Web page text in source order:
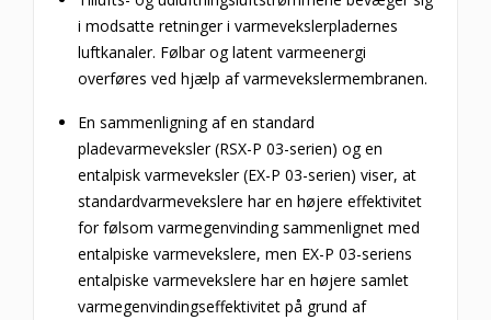
i modsatte retninger i varmevekslerpladernes
luftkanaler. Følbar og latent varmeenergi
overføres ved hjælp af varmevekslermembranen.
En sammenligning af en standard
pladevarmeveksler (RSX-P 03-serien) og en
entalpisk varmeveksler (EX-P 03-serien) viser, at
standardvarmevekslere har en højere effektivitet
for følsom varmegenvinding sammenlignet med
entalpiske varmevekslere, men EX-P 03-seriens
entalpiske varmevekslere har en højere samlet
varmegenvindingseffektivitet på grund af